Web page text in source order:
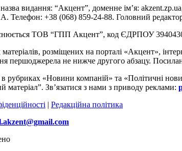
видання: “Акцент”, доменне ім’я:
Телефон: +38 (068) 859-24-88. Головний
ТОВ “ГПП Акцент”, код ЄДРПОУ
розміщених на порталі «Акцент»,
першоджерела не нижче другого абзацу.
в рубриках «Новини компаній» та «Політичні
матеріал”. Зв’язатися з нами з приводу реклами:
| Редакційна політика